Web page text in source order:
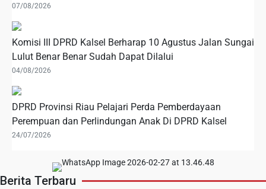
07/08/2026
Komisi III DPRD Kalsel Berharap 10 Agustus Jalan Sungai
Lulut Benar Benar Sudah Dapat Dilalui
04/08/2026
DPRD Provinsi Riau Pelajari Perda Pemberdayaan
Perempuan dan Perlindungan Anak Di DPRD Kalsel
24/07/2026
Berita Terbaru